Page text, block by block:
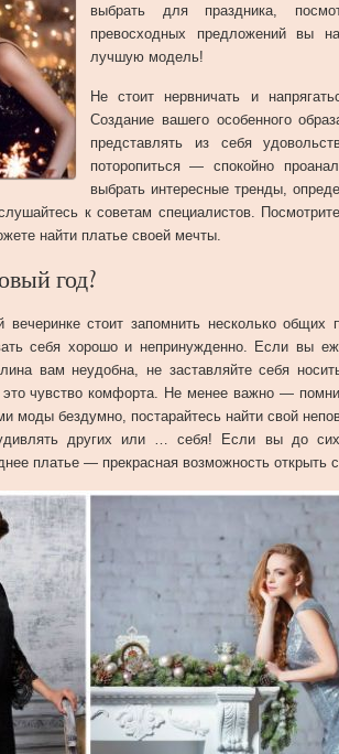
выбрать для праздника,
превосходных предложений вы
лучшую модель!
Не стоит нервничать и
Создание вашего особенного
представлять из себя
поторопиться — спокойно
выбрать интересные тренды,
к советам специалистов.
найти платье своей мечты.
год?
вечеринке стоит запомнить несколько
себя хорошо и непринужденно. Если вы
вам неудобна, не заставляйте себя
чувство комфорта. Не менее важно —
моды бездумно, постарайтесь найти свой
других или … себя! Если вы до
платье — прекрасная возможность открыть